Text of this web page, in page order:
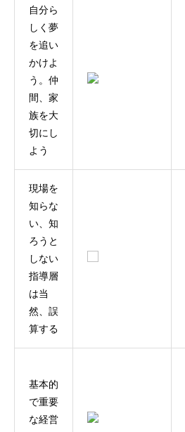
自分ら
しく夢
を追い
かけよ
う。仲
間、家
族を大
切にし
よう
現場を
知らな
い、知
ろうと
しない
指導層
は当
然、誤
算する
基本的
で重要
な経営